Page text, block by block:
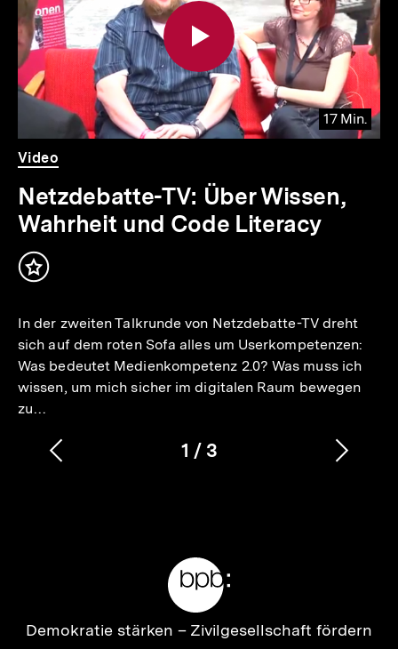
17 Min.
Video
Dauer
17
Min.
Video
Netzdebatte-TV: Über Wissen,
Wahrheit und Code Literacy
Inhalt
In der zweiten Talkrunde von Netzdebatte-TV dreht
sich auf dem roten Sofa alles um Userkompetenzen:
Was bedeutet Medienkompetenz 2.0? Was muss ich
wissen, um mich sicher im digitalen Raum bewegen
zu…
Karussellinhalt
1
von
/ 3
Vorherigen
Zur
Demokratie stärken – Zivilgesellschaft fördern